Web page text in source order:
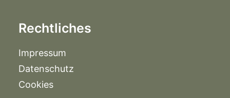
Rechtliches
Impressum
Datenschutz
Cookies